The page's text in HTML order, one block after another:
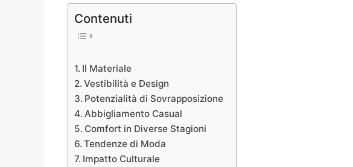
Contenuti
Il Materiale
Vestibilità e Design
Potenzialità di Sovrapposizione
Abbigliamento Casual
Comfort in Diverse Stagioni
Tendenze di Moda
Impatto Culturale